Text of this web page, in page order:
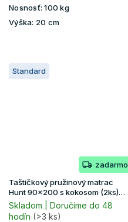
Nosnosť: 100 kg
Výška: 20 cm
Standard
zadarmo
Taštičkový pružinový matrac
Hunt 90x200 s kokosom (2ks)
1+1
Skladom | Doručíme do 48
hodín (>3 ks)